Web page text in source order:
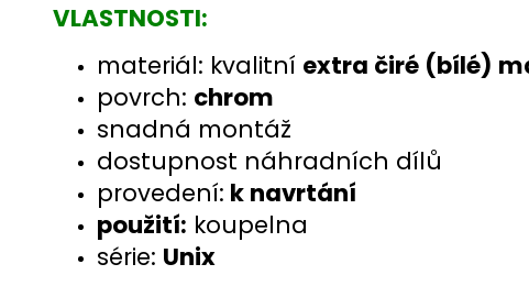
VLASTNOSTI:
materiál: kvalitní extra čiré (bílé)
povrch: chrom
snadná montáž
dostupnost náhradních dílů
provedení: k navrtání
použití: koupelna
série: Unix